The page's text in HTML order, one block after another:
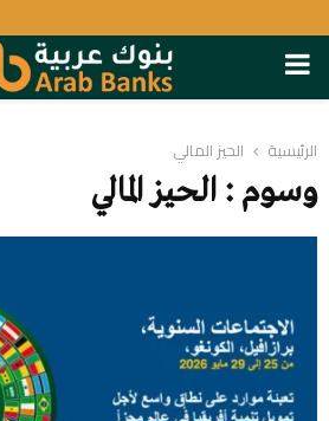
PRIMARY
MENU
الرئيسية الحيز المالي
وسوم : الحيز المالي